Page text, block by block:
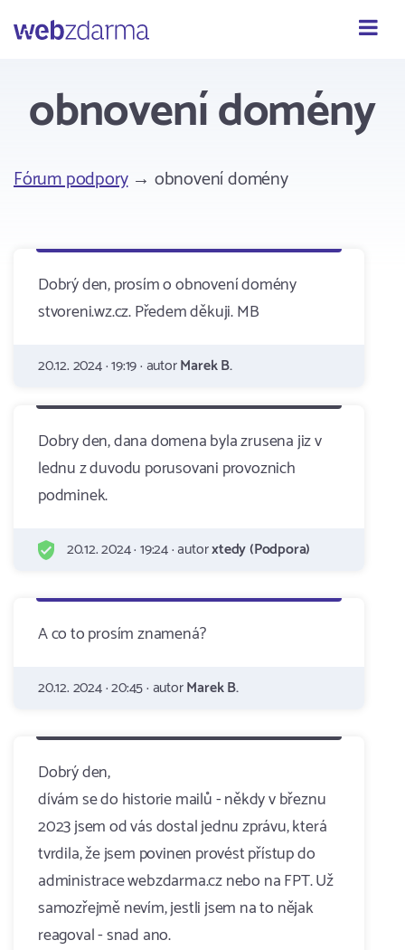
Webzdarma
obnovení domény
Fórum podpory→ obnovení domény
Dobrý den, prosím o obnovení domény
stvoreni.wz.cz. Předem děkuji. MB
20.12. 2024 · 19:19 · autorMarek B.
Dobry den, dana domena byla zrusena jiz v
lednu z duvodu porusovani provoznich
podminek.
20.12. 2024 · 19:24 · autorxtedy (Podpora)
A co to prosím znamená?
20.12. 2024 · 20:45 · autorMarek B.
Dobrý den,
dívám se do historie mailů - někdy v březnu
2023 jsem od vás dostal jednu zprávu, která
tvrdila, že jsem povinen provést přístup do
administrace webzdarma.cz nebo na FPT. Už
samozřejmě nevím, jestli jsem na to nějak
reagoval - snad ano.